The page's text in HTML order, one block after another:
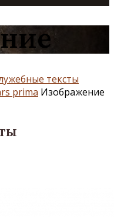
тексты
prima Изображение